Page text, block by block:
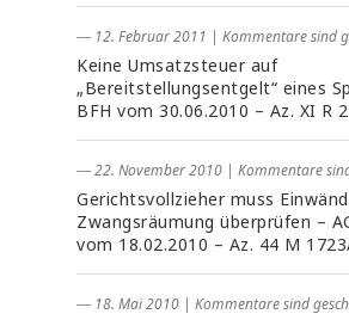
― 12. Februar 2011 | Kommentare sind
Keine Umsatzsteuer auf
„Bereitstellungsentgelt“ eines
BFH vom 30.06.2010 – Az. XI R
― 22. November 2010 | Kommentare
Gerichtsvollzieher muss
Zwangsräumung überprüfen –
vom 18.02.2010 – Az. 44 M
― 18. Mai 2010 | Kommentare sind